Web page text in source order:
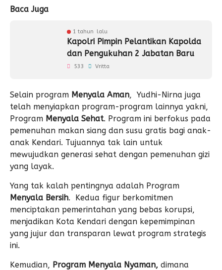
Baca Juga
1 tahun lalu
Kapolri Pimpin Pelantikan Kapolda
dan Pengukuhan 2 Jabatan Baru
533 Vritta
Selain program Menyala Aman, Yudhi-Nirna juga
telah menyiapkan program-program lainnya yakni,
Program Menyala Sehat. Program ini berfokus pada
pemenuhan makan siang dan susu gratis bagi anak-
anak Kendari. Tujuannya tak lain untuk
mewujudkan generasi sehat dengan pemenuhan gizi
yang layak.
Yang tak kalah pentingnya adalah Program
Menyala Bersih. Kedua figur berkomitmen
menciptakan pemerintahan yang bebas korupsi,
menjadikan Kota Kendari dengan kepemimpinan
yang jujur dan transparan lewat program strategis
ini.
Kemudian, Program Menyala Nyaman, dimana